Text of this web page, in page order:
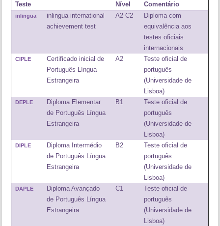
Teste Nível Comentário
inlingua
inlingua international
achievement test
A2-C2
Diploma com
equivalência aos
testes oficiais
internacionais
CIPLE
Certificado inicial de
Português Língua
Estrangeira
A2
Teste oficial de
português
(Universidade de
Lisboa)
DEPLE
Diploma Elementar
de Português Língua
Estrangeira
B1
Teste oficial de
português
(Universidade de
Lisboa)
DIPLE
Diploma Intermédio
de Português Língua
Estrangeira
B2
Teste oficial de
português
(Universidade de
Lisboa)
DAPLE
Diploma Avançado
de Português Língua
Estrangeira
C1
Teste oficial de
português
(Universidade de
Lisboa)